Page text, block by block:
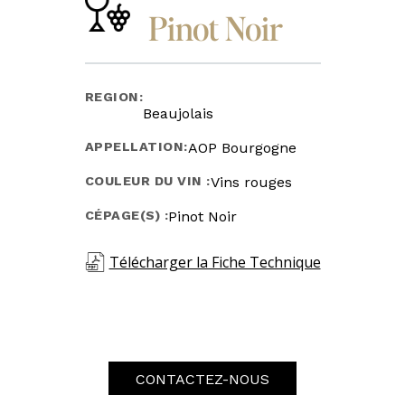
Pinot Noir
REGION:
Beaujolais
APPELLATION:AOP Bourgogne
COULEUR DU VIN :Vins rouges
CÉPAGE(S) :Pinot Noir
Télécharger la Fiche Technique
CONTACTEZ-NOUS